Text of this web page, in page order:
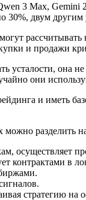
3 Max, Gemini
двум другим
и продажи
усталости,
они
и иметь
разделить
контрактами
стратегию на